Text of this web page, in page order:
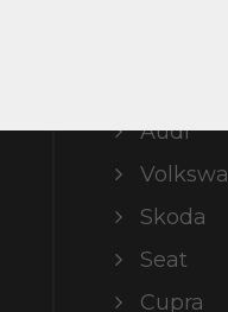
Audi
Skoda
Seat
Cupra